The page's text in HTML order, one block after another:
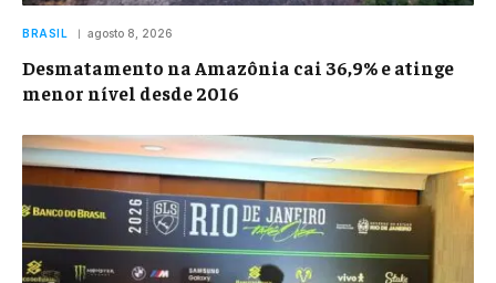
BRASIL agosto 8, 2026
Desmatamento na Amazônia cai 36,9% e atinge
menor nível desde 2016